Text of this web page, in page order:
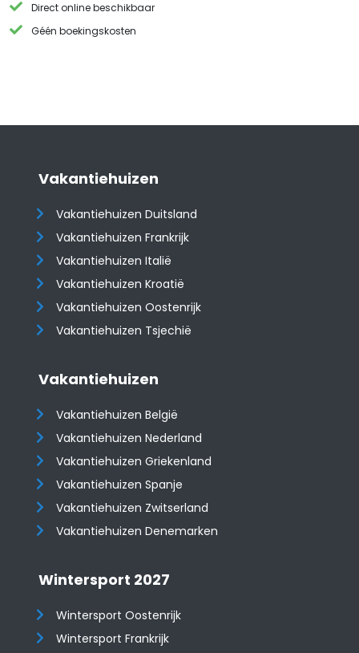
Direct online beschikbaar
Géén boekingskosten
Vakantiehuizen
Vakantiehuizen Duitsland
Vakantiehuizen Frankrijk
Vakantiehuizen Italië
Vakantiehuizen Kroatië
​​​​​​​Vakantiehuizen Oostenrijk
Vakantiehuizen Tsjechië
Vakantiehuizen
Vakantiehuizen België
Vakantiehuizen Nederland
Vakantiehuizen Griekenland
Vakantiehuizen Spanje
​​​​​​​Vakantiehuizen Zwitserland
Vakantiehuizen Denemarken
Wintersport 2027
Wintersport Oostenrijk
Wintersport Frankrijk